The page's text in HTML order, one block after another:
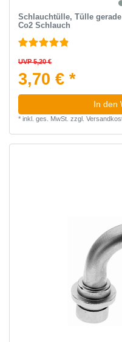
Schlauchtülle, Tülle
Co2 Schlauch
UVP 5,20 €
3,70 € *
In den
* inkl. ges. MwSt. zzgl.